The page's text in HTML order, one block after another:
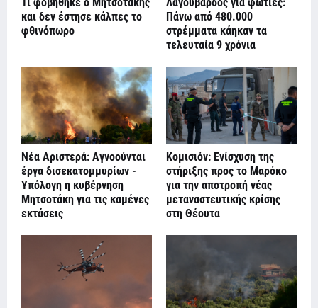
και δεν έστησε κάλπες το
φθινόπωρο
Πάνω από 480.000
στρέμματα κάηκαν τα
τελευταία 9 χρόνια
Νέα Αριστερά: Αγνοούνται
έργα δισεκατομμυρίων -
Υπόλογη η κυβέρνηση
Μητσοτάκη για τις καμένες
εκτάσεις
Κομισιόν: Ενίσχυση της
στήριξης προς το Μαρόκο
για την αποτροπή νέας
μεταναστευτικής κρίσης
στη Θέουτα